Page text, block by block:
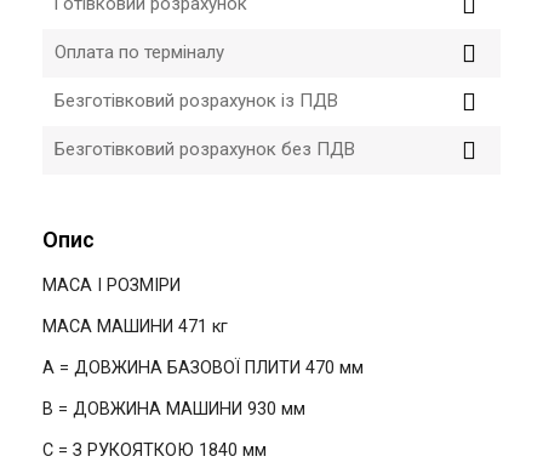
Оплата по терміналу
Безготівковий розрахунок із ПДВ
Безготівковий розрахунок без ПДВ
Опис
МАСА І РОЗМІРИ
МАСА МАШИНИ 471 кг
A = ДОВЖИНА БАЗОВОЇ ПЛИТИ 470 мм
B = ДОВЖИНА МАШИНИ 930 мм
C = З РУКОЯТКОЮ 1840 мм